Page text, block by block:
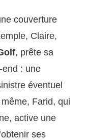
couverture
Claire,
, prête sa
end : une
éventuel
Farid, qui
active une
ses